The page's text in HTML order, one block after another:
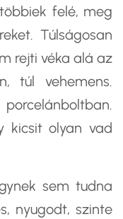
felé, meg
Túlságosan
rejti véka alá az
túl vehemens.
kicsit olyan vad
sem tudna
nyugodt, szinte